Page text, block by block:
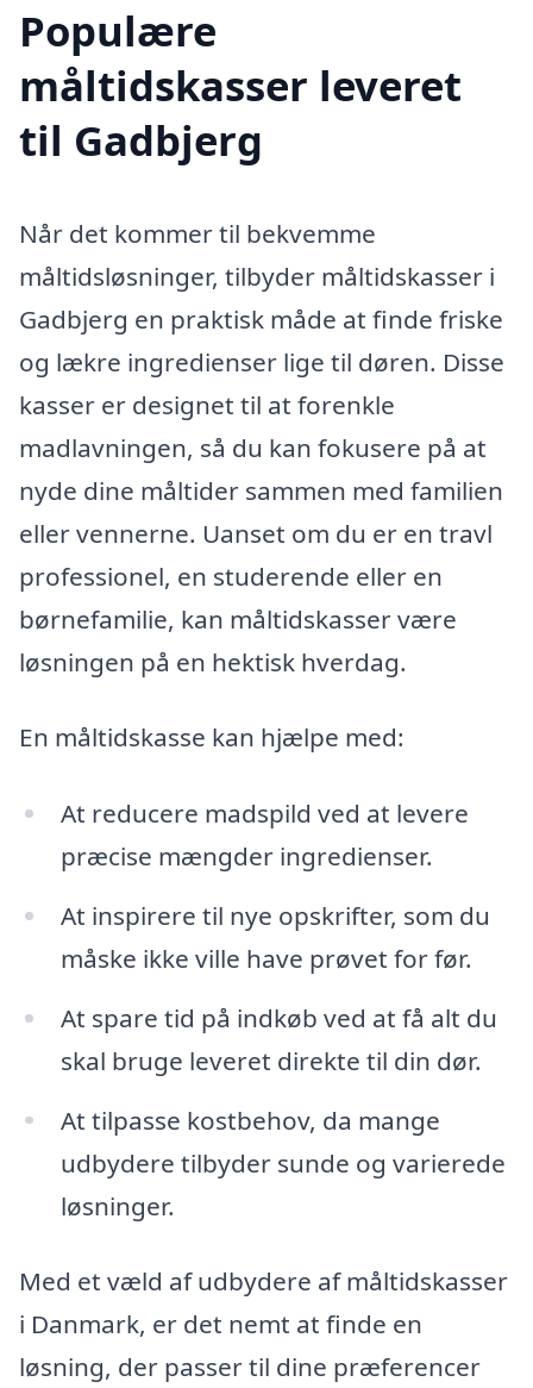
Populære
måltidskasser leveret
til Gadbjerg
Når det kommer til bekvemme
måltidsløsninger, tilbyder måltidskasser i
Gadbjerg en praktisk måde at finde friske
og lækre ingredienser lige til døren. Disse
kasser er designet til at forenkle
madlavningen, så du kan fokusere på at
nyde dine måltider sammen med familien
eller vennerne. Uanset om du er en travl
professionel, en studerende eller en
børnefamilie, kan måltidskasser være
løsningen på en hektisk hverdag.
En måltidskasse kan hjælpe med:
At reducere madspild ved at levere
præcise mængder ingredienser.
At inspirere til nye opskrifter, som du
måske ikke ville have prøvet for før.
At spare tid på indkøb ved at få alt du
skal bruge leveret direkte til din dør.
At tilpasse kostbehov, da mange
udbydere tilbyder sunde og varierede
løsninger.
Med et væld af udbydere af måltidskasser
i Danmark, er det nemt at finde en
løsning, der passer til dine præferencer